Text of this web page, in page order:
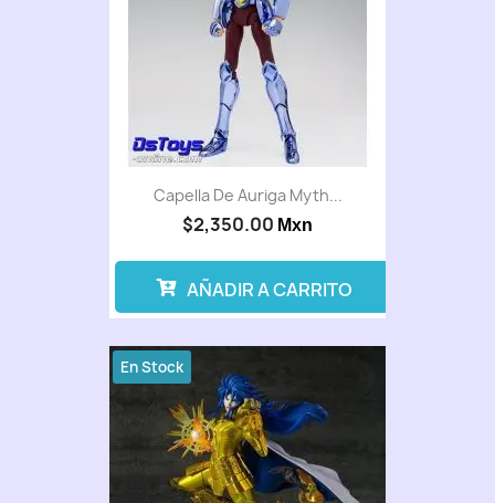
Capella De Auriga Myth...
$2,350.00 Mxn
AÑADIR A CARRITO
En Stock